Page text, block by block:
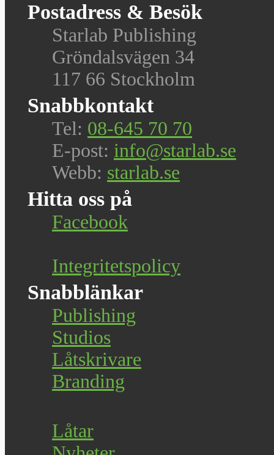
Postadress & Besök
Starlab Publishing
Gröndalsvägen 34
117 66 Stockholm
Snabbkontakt
Tel: 08-645 70 70
E-post: info@starlab.se
Webb: starlab.se
Hitta oss på
Facebook
Integritetspolicy
Snabblänkar
Publishing
Studios
Låtskrivare
Branding
Låtar